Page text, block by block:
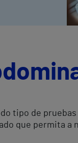
tipo de
que permita